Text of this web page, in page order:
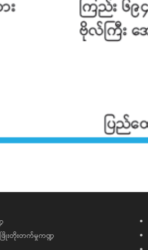
ဖြိုးတိုးတက်မှုကဏ္ဍ